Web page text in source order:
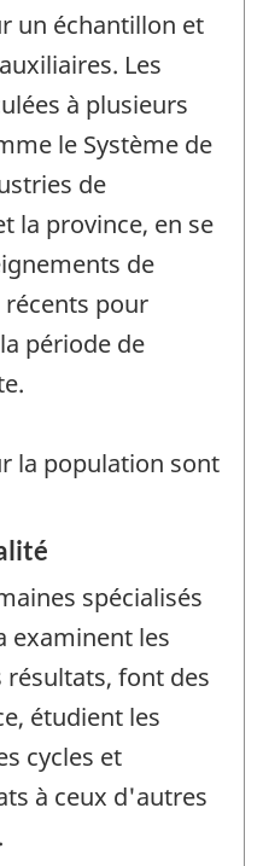
un échantillon et
Les
à plusieurs
le Système de
de
la province, en se
de
pour
période de
la population sont
spécialisés
examinent les
résultats, font des
étudient les
cycles et
à ceux d'autres